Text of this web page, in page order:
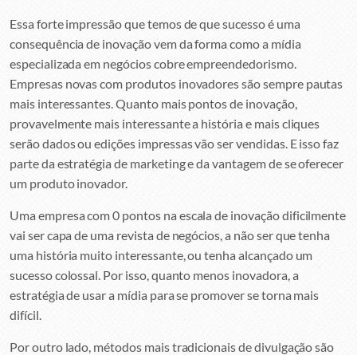
Essa forte impressão que temos de que sucesso é uma
consequência de inovação vem da forma como a mídia
especializada em negócios cobre empreendedorismo.
Empresas novas com produtos inovadores são sempre pautas
mais interessantes. Quanto mais pontos de inovação,
provavelmente mais interessante a história e mais cliques
serão dados ou edições impressas vão ser vendidas. E isso faz
parte da estratégia de marketing e da vantagem de se oferecer
um produto inovador.
Uma empresa com 0 pontos na escala de inovação dificilmente
vai ser capa de uma revista de negócios, a não ser que tenha
uma história muito interessante, ou tenha alcançado um
sucesso colossal. Por isso, quanto menos inovadora, a
estratégia de usar a mídia para se promover se torna mais
difícil.
Por outro lado, métodos mais tradicionais de divulgação são